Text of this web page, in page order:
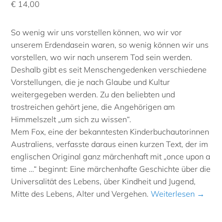
€ 14,00
So wenig wir uns vorstellen können, wo wir vor
unserem Erdendasein waren, so wenig können wir uns
vorstellen, wo wir nach unserem Tod sein werden.
Deshalb gibt es seit Menschengedenken verschiedene
Vorstellungen, die je nach Glaube und Kultur
weitergegeben werden. Zu den beliebten und
trostreichen gehört jene, die Angehörigen am
Himmelszelt „um sich zu wissen“.
Mem Fox, eine der bekanntesten Kinderbuchautorinnen
Australiens, verfasste daraus einen kurzen Text, der im
englischen Original ganz märchenhaft mit „once upon a
time …“ beginnt: Eine märchenhafte Geschichte über die
Universalität des Lebens, über Kindheit und Jugend,
Mitte des Lebens, Alter und Vergehen.Weiterlesen →